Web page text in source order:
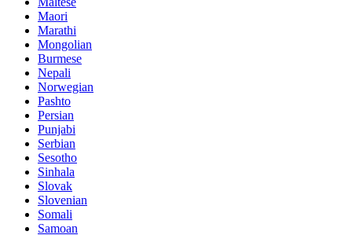
Maori
Marathi
Mongolian
Burmese
Nepali
Norwegian
Pashto
Persian
Punjabi
Serbian
Sesotho
Sinhala
Slovak
Slovenian
Somali
Samoan